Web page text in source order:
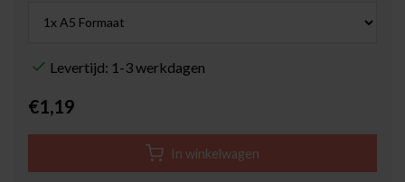
Levertijd: 1-3 werkdagen
€1,19
In winkelwagen